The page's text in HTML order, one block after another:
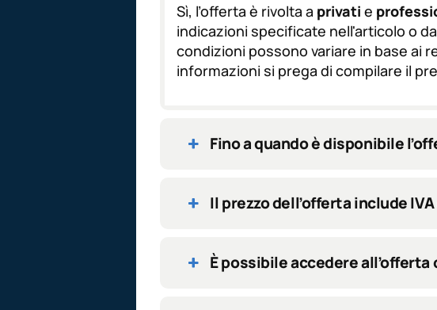
G
D
P
R
*
Sì, l’offerta è rivolta a privati e
indicazioni specificate nell'articolo o
condizioni possono variare in base ai
informazioni si prega di compilare il
Fino a quando è disponibile
Il prezzo dell’offerta include
È possibile accedere